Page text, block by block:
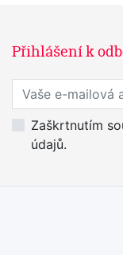
Přihlášení k
Přihlaste se k
Zaškrtnutím
údajů.